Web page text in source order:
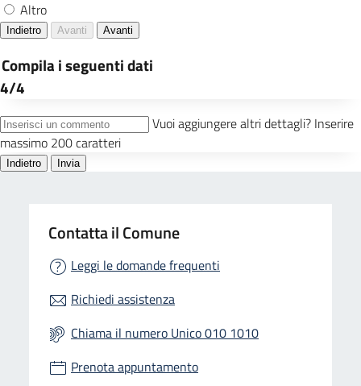
Contatta il Comune
Leggi le domande frequenti
Richiedi assistenza
Chiama il numero Unico 010 1010
Prenota appuntamento